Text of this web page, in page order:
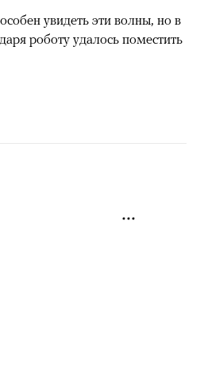
увидеть эти волны, но в
роботу удалось поместить